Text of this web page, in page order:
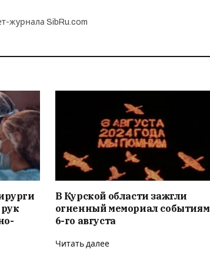
журнала SibRu.com
В Курской области зажгли
огненный мемориал событиям
6-го августа
Читать далее